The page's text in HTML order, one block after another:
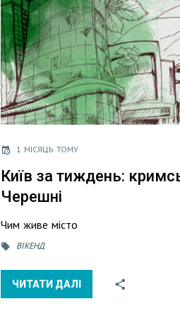
1 МІСЯЦЬ ТОМУ
Київ за тиждень:
Черешні
Чим живе місто
ВІКЕНД
ЧИТАТИ ДАЛІ